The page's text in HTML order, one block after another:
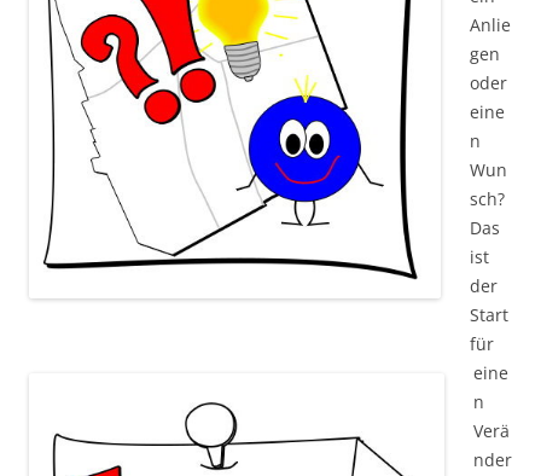
Anlie
gen
oder
eine
n
Wun
sch?
Das
ist
der
Start
für
eine
n
Verä
nder